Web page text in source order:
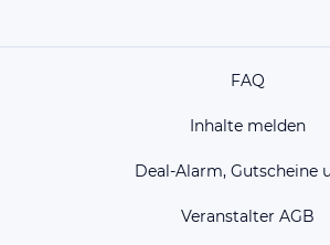
FAQ
Inhalte melden
Deal-Alarm, Gutscheine
Veranstalter AGB